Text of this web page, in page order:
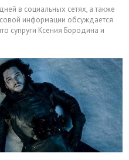
в социальных сетях, а также
информации обсуждается
супруги Ксения Бородина и